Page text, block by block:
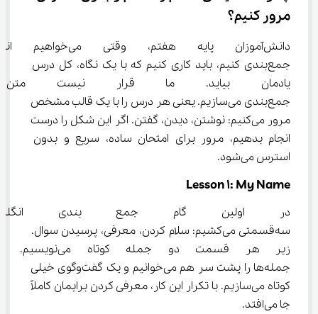
مرور کنیم؟
دانش‌آموزان پایه هفتم،
جمع‌بندی کنیم، باید کاری کنیم که با یک نگاه، کل درس
یادمان بیاید. ما قرار نیست
جمع‌بندی می‌سازیم. یعنی هر درس را با یک قالب مشخص
مرور می‌کنیم: نوشتن، دیدن، گفتن. اگر این شکل را درست
انجام بدهیم، مرور برای امتحان ساده، سریع و بدون
استرس می‌شود.
Lesson 1: My Name
در اولین گام جمع بندی
سه‌قسمتی می‌کشیم: سلام کردن، معرفی، پرسیدن سوال.
زیر هر قسمت دو جمله
جمله‌ها را پشت سر هم می‌خوانیم و یک گفت‌وگوی خیلی
کوتاه می‌سازیم. با تکرار این کار، معرفی کردن برایمان کاملاً
جا می‌افتد.